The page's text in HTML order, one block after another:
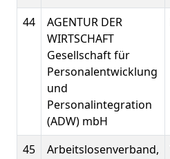
44
AGENTUR DER
WIRTSCHAFT
Gesellschaft für
Personalentwicklung
und
Personalintegration
(ADW) mbH
45
Arbeitslosenverband,